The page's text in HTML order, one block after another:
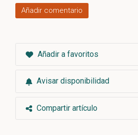
Añadir comentario
Añadir a favoritos
Avisar disponibilidad
Compartir artículo